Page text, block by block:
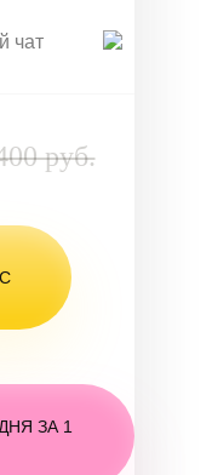
чат
руб.
ЗА 1